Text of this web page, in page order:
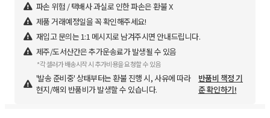
파손 위험 / 택배사 과실로 인한 파손은 환불 X
제품 거래예정일을 꼭 확인해주세요!
재입고 문의는 1:1 메시지로 남겨주시면 안내드립니다.
제주/도서산간은 추가운송료가 발생될 수 있음
*각 셀러가 배송시작 시 추가비용을 요청할 수 있음
'발송 준비중' 상태부터는 환불 진행 시, 사유에 따라
현지/해외 반품비가 발생할 수 있습니다.
반품비 책정 기
준 확인하기!